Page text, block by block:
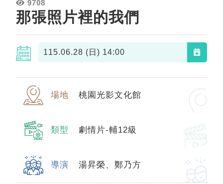
9708
那張照片裡的我們
115.06.28 (日) 14:00
場地 桃園光影文化館
類型 劇情片-輔12級
導演 湯昇榮、鄭乃方